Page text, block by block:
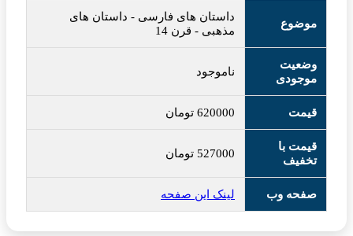
موضوع
داستان های فارسی - داستان های
مذهبی - قرن 14
وضعیت
موجودی
ناموجود
قیمت 620000 تومان
قیمت با
تخفیف
527000 تومان
صفحه وب لینک این صفحه